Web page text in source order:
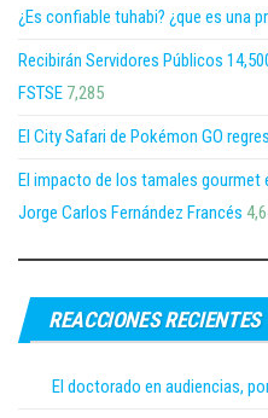
¿Es confiable tuhabi? ¿que es una
Recibirán Servidores Públicos
FSTSE 7,285
El City Safari de Pokémon GO
El impacto de los tamales
Jorge Carlos Fernández Francés
REACCIONES RECIENTES
El doctorado en audiencias,